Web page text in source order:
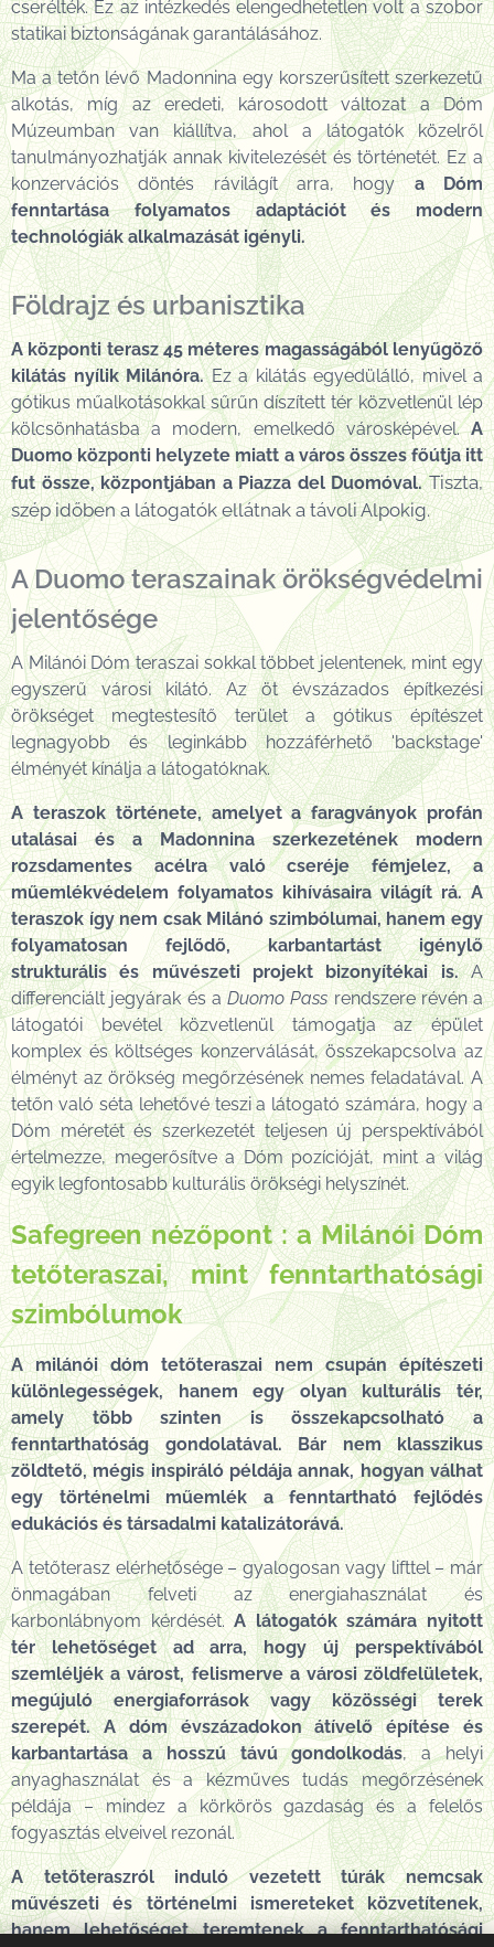
cserélték. Ez az intézkedés elengedhetetlen volt a szobor
statikai biztonságának garantálásához.
Ma a tetőn lévő Madonnina egy korszerűsített szerkezetű
alkotás, míg az eredeti, károsodott változat a Dóm
Múzeumban van kiállítva, ahol a látogatók közelről
tanulmányozhatják annak kivitelezését és történetét. Ez a
konzervációs döntés rávilágít arra, hogya Dóm
fenntartása folyamatos adaptációt és modern
technológiák alkalmazását igényli.
Földrajz és urbanisztika
A központi terasz 45 méteres magasságából lenyűgöző
kilátás nyílik Milánóra.Ez a kilátás egyedülálló, mivel a
gótikus műalkotásokkal sűrűn díszített tér közvetlenül lép
kölcsönhatásba a modern, emelkedő városképével.A
Duomo központi helyzete miatt a város összes főútja itt
fut össze, központjában a Piazza del Duomóval.Tiszta,
szép időben a látogatók ellátnak a távoli Alpokig.
A Duomo teraszainak örökségvédelmi
jelentősége
A Milánói Dóm teraszai sokkal többet jelentenek, mint egy
egyszerű városi kilátó. Az öt évszázados építkezési
örökséget megtestesítő terület a gótikus építészet
legnagyobb és leginkább hozzáférhető 'backstage'
élményét kínálja a látogatóknak.
A teraszok története, amelyet a faragványok profán
utalásai és a Madonnina szerkezetének modern
rozsdamentes acélra való cseréje fémjelez, a
műemlékvédelem folyamatos kihívásaira világít rá. A
teraszok így nem csak Milánó szimbólumai, hanem egy
folyamatosan fejlődő, karbantartást igénylő
strukturális és művészeti projekt bizonyítékai is.A
differenciált jegyárak és a Duomo Passrendszere révén a
látogatói bevétel közvetlenül támogatja az épület
komplex és költséges konzerválását, összekapcsolva az
élményt az örökség megőrzésének nemes feladatával. A
tetőn való séta lehetővé teszi a látogató számára, hogy a
Dóm méretét és szerkezetét teljesen új perspektívából
értelmezze, megerősítve a Dóm pozícióját, mint a világ
egyik legfontosabb kulturális örökségi helyszínét.
Safegreen nézőpont : aMilánói Dóm
tetőteraszai, mint fenntarthatósági
szimbólumok
A milánói dóm tetőteraszai nem csupán építészeti
különlegességek, hanem egy olyan kulturális tér,
amely több szinten is összekapcsolható a
fenntarthatóság gondolatával. Bár nem klasszikus
zöldtető, mégis inspiráló példája annak, hogyan válhat
egy történelmi műemlék a fenntartható fejlődés
edukációs és társadalmi katalizátorává.
A tetőterasz elérhetősége – gyalogosan vagy lifttel – már
önmagában felveti az energiahasználat és
karbonlábnyom kérdését.A látogatók számára nyitott
tér lehetőséget ad arra, hogy új perspektívából
szemléljék a várost, felismerve a városi zöldfelületek,
megújuló energiaforrások vagy közösségi terek
szerepét. A dóm évszázadokon átívelő építése és
karbantartása a hosszú távú gondolkodás, a helyi
anyaghasználat és a kézműves tudás megőrzésének
példája – mindez a körkörös gazdaság és a felelős
fogyasztás elveivel rezonál.
A tetőteraszról induló vezetett túrák nemcsak
művészeti és történelmi ismereteket közvetítenek,
hanem lehetőséget teremtenek a fenntarthatósági